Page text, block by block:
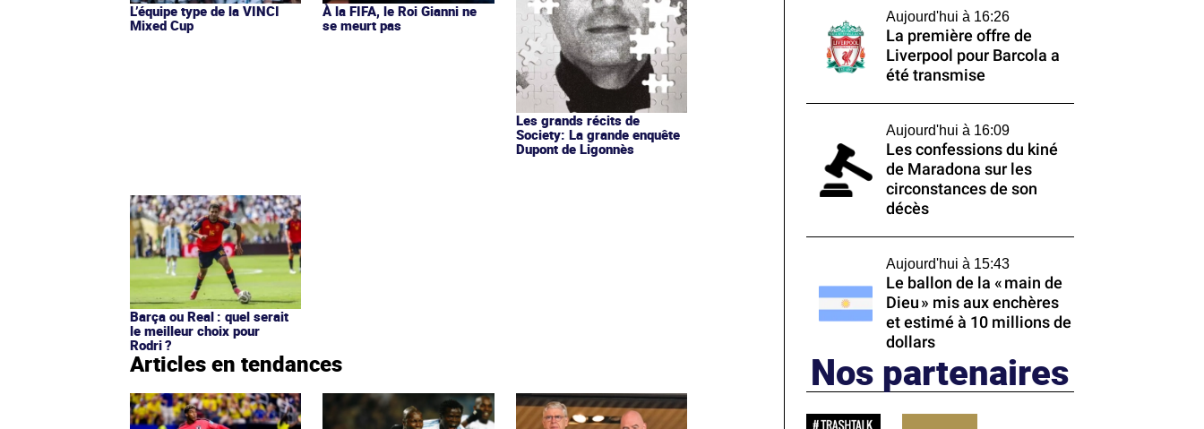
L’équipe type de la VINCI
Mixed Cup
À la FIFA, le Roi Gianni ne
se meurt pas
Les grands récits de
Society: La grande enquête
Dupont de Ligonnès
Barça ou Real : quel serait
le meilleur choix pour
Rodri ?
Articles en tendances
Aujourd'hui à 16:26
La première offre de
Liverpool pour Barcola a
été transmise
Aujourd'hui à 16:09
Les confessions du kiné
de Maradona sur les
circonstances de son
décès
Aujourd'hui à 15:43
Le ballon de la « main de
Dieu » mis aux enchères
et estimé à 10 millions de
dollars
Nos partenaires